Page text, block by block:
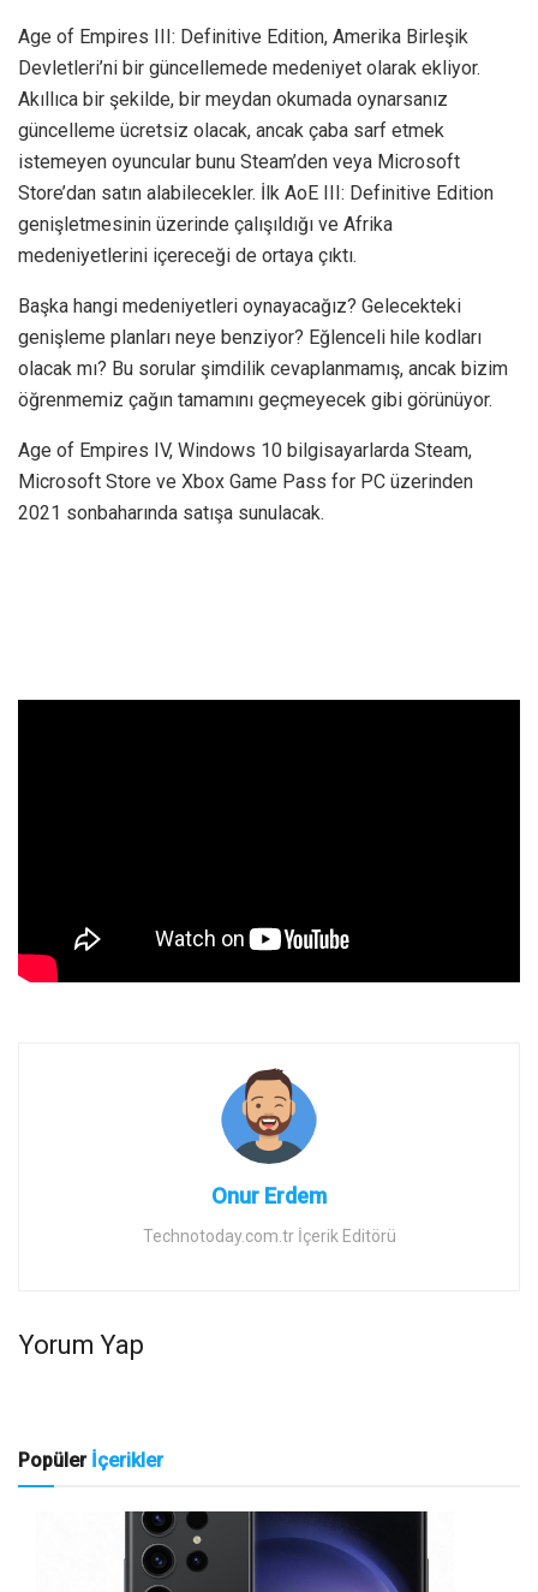
Age of Empires III: Definitive Edition, Amerika Birleşik
Devletleri’ni bir güncellemede medeniyet olarak ekliyor.
Akıllıca bir şekilde, bir meydan okumada oynarsanız
güncelleme ücretsiz olacak, ancak çaba sarf etmek
istemeyen oyuncular bunu Steam’den veya Microsoft
Store’dan satın alabilecekler. İlk AoE III: Definitive Edition
genişletmesinin üzerinde çalışıldığı ve Afrika
medeniyetlerini içereceği de ortaya çıktı.
Başka hangi medeniyetleri oynayacağız? Gelecekteki
genişleme planları neye benziyor? Eğlenceli hile kodları
olacak mı? Bu sorular şimdilik cevaplanmamış, ancak bizim
öğrenmemiz çağın tamamını geçmeyecek gibi görünüyor.
Age of Empires IV, Windows 10 bilgisayarlarda Steam,
Microsoft Store ve Xbox Game Pass for PC üzerinden
2021 sonbaharında satışa sunulacak.
Onur Erdem
Technotoday.com.tr İçerik Editörü
Yorum Yap
Popüler İçerikler